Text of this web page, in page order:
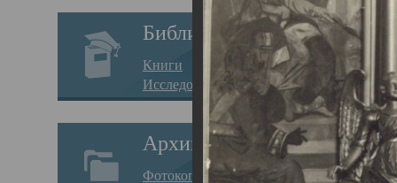
Библиотека
Книги
Исследования
Архив
Фотокопии дел